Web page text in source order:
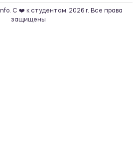
С ❤️ к студентам, 2026 г. Все права
защищены